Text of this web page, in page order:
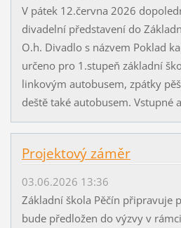
V pátek 12.června 2026
divadelní představení do
O.h. Divadlo s názvem Poklad
určeno pro 1.stupeň základní
linkovým autobusem, zpátky
deště také autobusem. Vstupné
Projektový záměr
03.06.2026 13:36
Základní škola Pěčín připravuje
bude předložen do výzvy v